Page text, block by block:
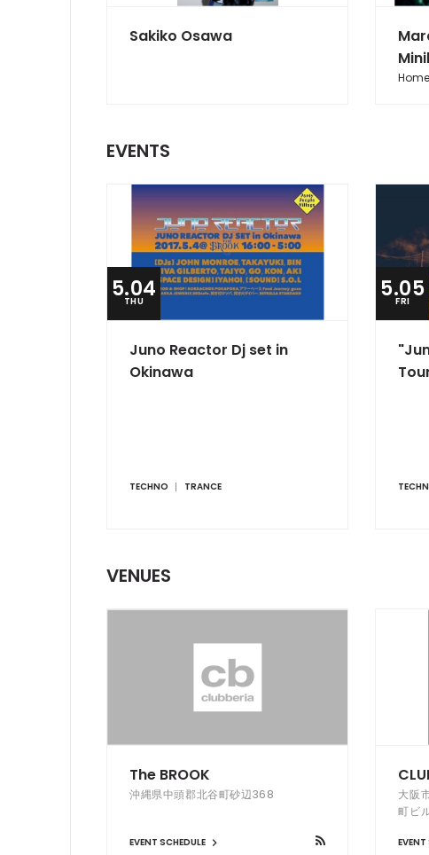
Sakiko Osawa
EVENTS
5.04
THU
Juno Reactor Dj set in
Okinawa
TECHNO TRANCE
5.05
FRI
VENUES
The BROOK
沖縄県中頭郡北谷町砂辺368
EVENT SCHEDULE
大阪
町ビ
EVENT